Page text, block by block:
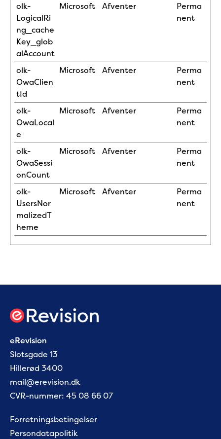
olk-
LogicalRi
ng_cache
Key_glob
alAccount
Microsoft Afventer
Perma
nent
olk-
OwaClien
tId
Microsoft Afventer
Perma
nent
olk-
OwaLocal
e
Microsoft Afventer
Perma
nent
olk-
OwaSessi
onCount
Microsoft Afventer
Perma
nent
olk-
UsersNor
malizedT
heme
Microsoft Afventer
Perma
nent
eRevision
Slotsgade 13
Hillerød 3400
mail@erevision.dk
CVR-nummer: 45 08 66 07
Forretningsbetingelser
Persondatapolitik